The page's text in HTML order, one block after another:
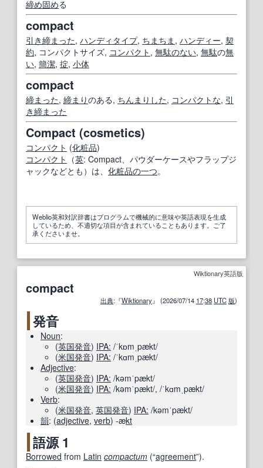
締め固める
compact
引き締まった, ハンディタイプ, ちまちま , ハンディー, 契
約, コンパクトサイズ, コンパクト , 無駄のない, 無駄の無
い, 簡潔, 掟, 小体
compact
締まった, 締まりのある, ちんまりした, コンパクトな, 引
き締まった
Compact (cosmetics)
コンパクト (化粧品)
コンパクト （英: Compact、パウダーケースやフラップジ
ャックなどとも）は、 化粧品の一つ。
Weblio英和対訳辞書はプログラムで機械的に意味や英語表現を生成
しているため、不適切な項目が含まれていることもあります。ご了
承くださいませ。
Wiktionary英語版
compact
出典:『Wiktionary』 (2026/07/14 17:38 UTC 版)
発音
Noun:
(英国発音) IPA: /ˈkɒmˌpækt/
(米国発音) IPA: /ˈkɑmˌpækt/
Adjective:
(英国発音) IPA: /kəmˈpækt/
(米国発音) IPA: /kəmˈpækt/, /ˈkɑmˌpækt/
Verb:
(米国発音, 英国発音) IPA: /kəmˈpækt/
韻: (adjective, verb) -ækt
語源 1
Borrowed from Latin compactum (“agreement”).